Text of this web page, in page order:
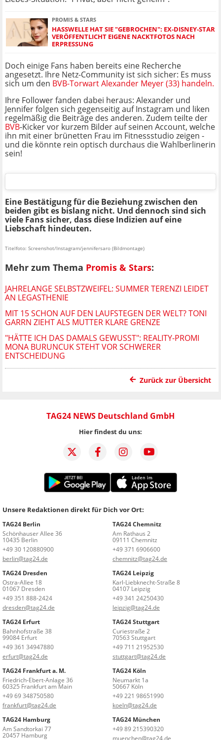
PROMIS & STARS
HASSWELLE HAT SIE "GEBROCHEN": EX-DISNEY-STAR
VERÖFFENTLICHT EIGENE NACKTFOTOS NACH
ERPRESSUNG
Doch einige Fans haben bereits eine Recherche
angesetzt. Ihre Netz-Community ist sich sicher: Es muss
sich um den BVB-Torwart Alexander Meyer (33) handeln.
Ihre Follower fanden dabei heraus: Alexander und
Jennifer folgen sich gegenseitig auf Instagram und liken
regelmäßig die Beiträge des anderen. Zudem teilte der
BVB-Kicker vor kurzem Bilder auf seinen Account, welche
ihn mit einer brünetten Frau im Fitnessstudio zeigen -
und die könnte rein optisch durchaus die Wahlberlinerin
sein!
Eine Bestätigung für die Beziehung zwischen den
beiden gibt es bislang nicht. Und dennoch sind sich
viele Fans sicher, dass diese Indizien auf eine
Liebschaft hindeuten.
Titelfoto: Screenshot/Instagram/jennifersaro (Bildmontage)
Mehr zum Thema Promis & Stars:
JAHRELANGE SELBSTZWEIFEL: SUMMER TERENZI LEIDET
AN LEGASTHENIE
MIT 15 SCHON AUF DEN LAUFSTEGEN DER WELT? TONI
GARRN ZIEHT ALS MUTTER KLARE GRENZE
"HÄTTE ICH DAS DAMALS GEWUSST": REALITY-PROMI
MONA BURUNCUK STEHT VOR SCHWERER
ENTSCHEIDUNG
Zurück zur Übersicht
TAG24 NEWS Deutschland GmbH
Hier findest du uns:
Unsere Redaktionen direkt für Dich vor Ort:
TAG24 Berlin
Schönhauser Allee 36
10435 Berlin
+49 30 120880900
berlin@tag24.de
TAG24 Chemnitz
Am Rathaus 2
09111 Chemnitz
+49 371 6906600
chemnitz@tag24.de
TAG24 Dresden
Ostra-Allee 18
01067 Dresden
+49 351 888-2424
dresden@tag24.de
TAG24 Leipzig
Karl-Liebknecht-Straße 8
04107 Leipzig
+49 341 24250430
leipzig@tag24.de
TAG24 Erfurt
Bahnhofstraße 38
99084 Erfurt
+49 361 34947880
erfurt@tag24.de
TAG24 Stuttgart
Curiestraße 2
70563 Stuttgart
+49 711 21952530
stuttgart@tag24.de
TAG24 Frankfurt a. M.
Friedrich-Ebert-Anlage 36
60325 Frankfurt am Main
+49 69 348750580
frankfurt@tag24.de
TAG24 Köln
Neumarkt 1a
50667 Köln
+49 221 98651990
koeln@tag24.de
TAG24 Hamburg
Am Sandtorkai 77
20457 Hamburg
TAG24 München
+49 89 215390320
muenchen@tag24.de